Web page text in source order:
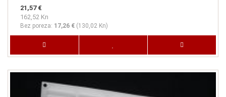
21,57 €
162,52 Kn
Bez poreza: 17,26 € (130,02 Kn)